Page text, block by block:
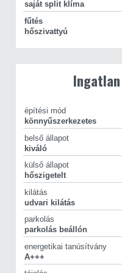
azonosítószámú ikerház,
érdeklődését, keressen
Felhívjuk figyelmét, hogy a
biztosítunk! A 3%-os
saját split klíma
fűtés
hőszivattyú
építési mód
könnyűszerkezetes
belső állapot
kiváló
külső állapot
hőszigetelt
kilátás
udvari kilátás
parkolás
parkolás beállón
energetikai tanúsítvány
A+++